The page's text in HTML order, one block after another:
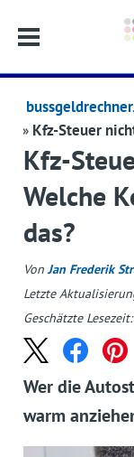
Kfz-Steuer
Kfz-
Welche
das?
Von Jan Frederik
Letzte
Geschätzte Lesezeit:
Wer die
warm